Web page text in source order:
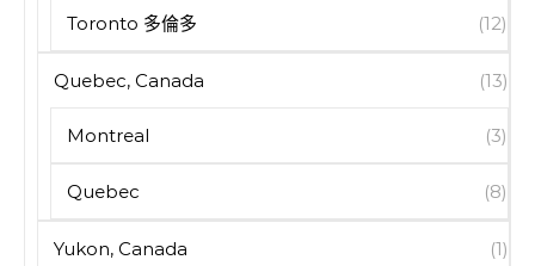
Toronto 多倫多 (12)
Quebec, Canada (13)
Montreal (3)
Quebec (8)
Yukon, Canada (1)